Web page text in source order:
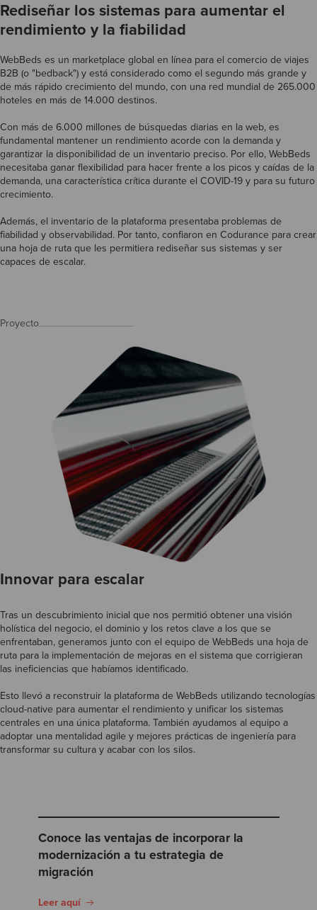
Rediseñar los sistemas para aumentar el
rendimiento y la fiabilidad
WebBeds es un marketplace global en línea para el comercio de viajes
B2B (o "bedback") y está considerado como el segundo más grande y
de más rápido crecimiento del mundo, con una red mundial de 265.000
hoteles en más de 14.000 destinos.
Con más de 6.000 millones de búsquedas diarias en la web, es
fundamental mantener un rendimiento acorde con la demanda y
garantizar la disponibilidad de un inventario preciso. Por ello, WebBeds
necesitaba ganar flexibilidad para hacer frente a los picos y caídas de la
demanda, una característica crítica durante el COVID-19 y para su futuro
crecimiento.
Además, el inventario de la plataforma presentaba problemas de
fiabilidad y observabilidad. Por tanto, confiaron en Codurance para crear
una hoja de ruta que les permitiera rediseñar sus sistemas y ser
capaces de escalar.
Proyecto
Innovar para escalar
Tras un descubrimiento inicial que nos permitió obtener una visión
holística del negocio, el dominio y los retos clave a los que se
enfrentaban, generamos junto con el equipo de WebBeds una hoja de
ruta para la implementación de mejoras en el sistema que corrigieran
las ineficiencias que habíamos identificado.
Esto llevó a reconstruir la plataforma de WebBeds utilizando tecnologías
cloud-native para aumentar el rendimiento y unificar los sistemas
centrales en una única plataforma. También ayudamos al equipo a
adoptar una mentalidad agile y mejores prácticas de ingeniería para
transformar su cultura y acabar con los silos.
Conoce las ventajas de incorporar la
modernización a tu estrategia de
migración
Leer aquí